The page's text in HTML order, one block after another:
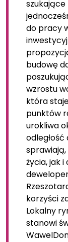
szukające
do pracy
budowę
wzrostu
która
punktów
urokliwa
życia, jak
korzyści
Lokalny
stanowi